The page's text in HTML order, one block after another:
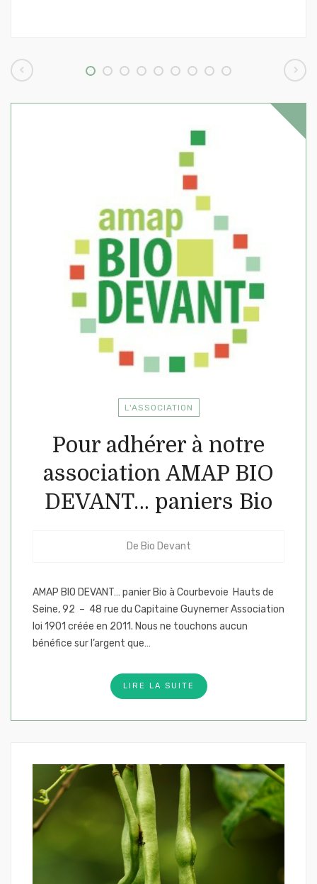
L'ASSOCIATION
Pour adhérer à notre
association AMAP BIO
DEVANT… paniers Bio
De Bio Devant
AMAP BIO DEVANT… panier Bio à Courbevoie Hauts de
Seine, 92 – 48 rue du Capitaine Guynemer Association
loi 1901 créée en 2011. Nous ne touchons aucun
bénéfice sur l’argent que…
LIRE LA SUITE